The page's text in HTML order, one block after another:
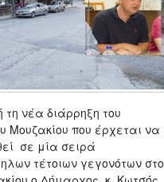
νέα διάρρηξη του
Μουζακίου που έρχεται να
σε μία σειρά
τέτοιων γεγονότων στο